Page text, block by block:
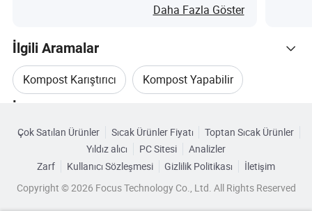
Daha Fazla Göster
İlgili Aramalar
Kompost Karıştırıcı Kompost Yapabilir
Organik Kompost Makinesi
Kompost Organik Gübre Makinesi
Kategorilere Göre Gözat
Çok Satılan Ürünler Sıcak Ürünler Fiyatı
Toptan Sıcak Ürünler
Yıldız alıcı
PC Sitesi
Analizler
Zarf
Kullanıcı Sözleşmesi Gizlilik Politikası
İletişim
Copyright © 2026 Focus Technology Co., Ltd. All Rights Reserved